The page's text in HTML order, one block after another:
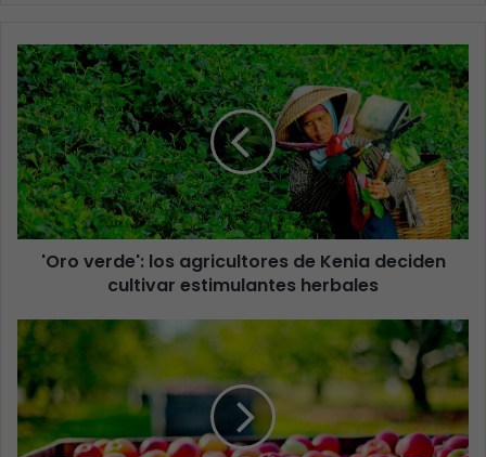
'Oro verde': los agricultores de Kenia deciden
cultivar estimulantes herbales